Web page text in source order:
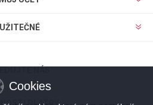
UŽITEČNÉ
PLATBY
Cookies